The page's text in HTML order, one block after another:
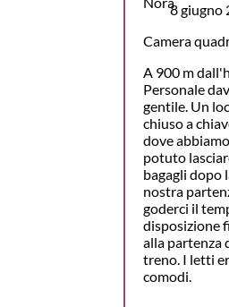
8 giugno
Camera
A 900 m
Personale
gentile. Un
chiuso a
dove abbiamo
potuto
bagagli dopo
nostra
goderci il
disposizione
alla partenza
treno. I letti
comodi.